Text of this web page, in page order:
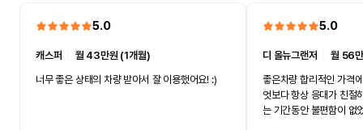
5.0
캐스퍼
월 43만원 (1개월)
너무 좋은 상태의 차량 받아서 잘 이용했어요! :)
5.0
디 올뉴그랜저 ㅣ월 56
좋은차량 합리적인 가격
엇보다 항상 응대가 친절
는 기간동안 불편함이 없